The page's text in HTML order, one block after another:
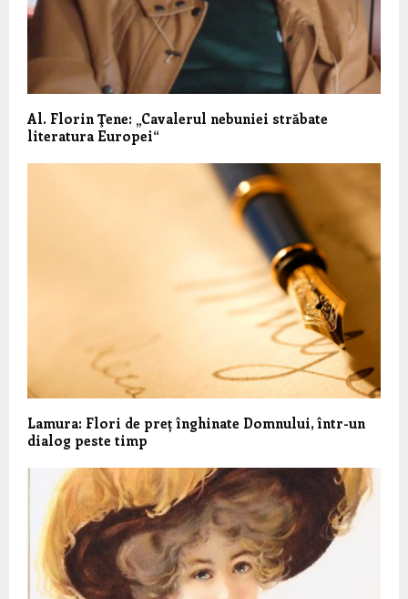
Al. Florin Ţene: „Cavalerul nebuniei străbate
literatura Europei“
Lamura: Flori de preț înghinate Domnului, într-un
dialog peste timp